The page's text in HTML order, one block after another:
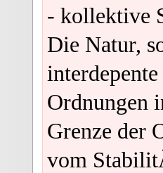
- kollektive
Die Natur,
Ordnungen
Grenze der
vom